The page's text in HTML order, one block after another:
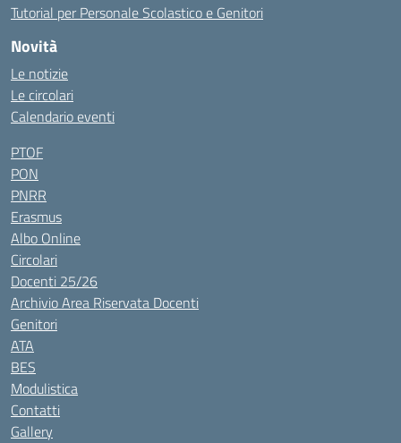
Tutorial per Personale Scolastico e Genitori
Novità
Le notizie
Le circolari
Calendario eventi
PTOF
PON
PNRR
Erasmus
Albo Online
Circolari
Docenti 25/26
Archivio Area Riservata Docenti
Genitori
ATA
BES
Modulistica
Contatti
Gallery